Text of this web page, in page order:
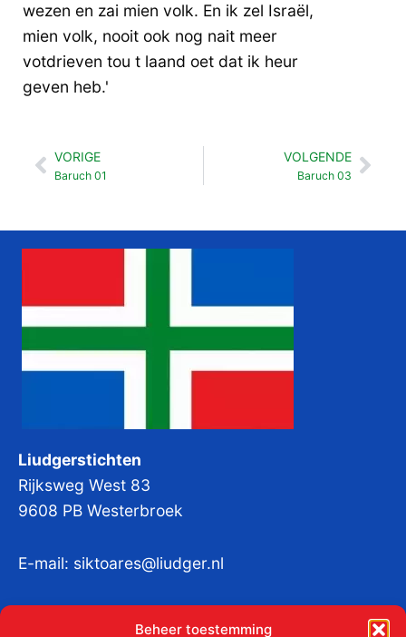
Beheer toestemming
wezen en zai mien volk. En ik zel Israël,
mien volk, nooit ook nog nait meer
votdrieven tou t laand oet dat ik heur
geven heb.'
Vorige
VORIGE
Baruch 01
VOLGENDE
Baruch 03
Liudgerstichten
Rijksweg West 83
9608 PB Westerbroek
E-mail: siktoares@liudger.nl